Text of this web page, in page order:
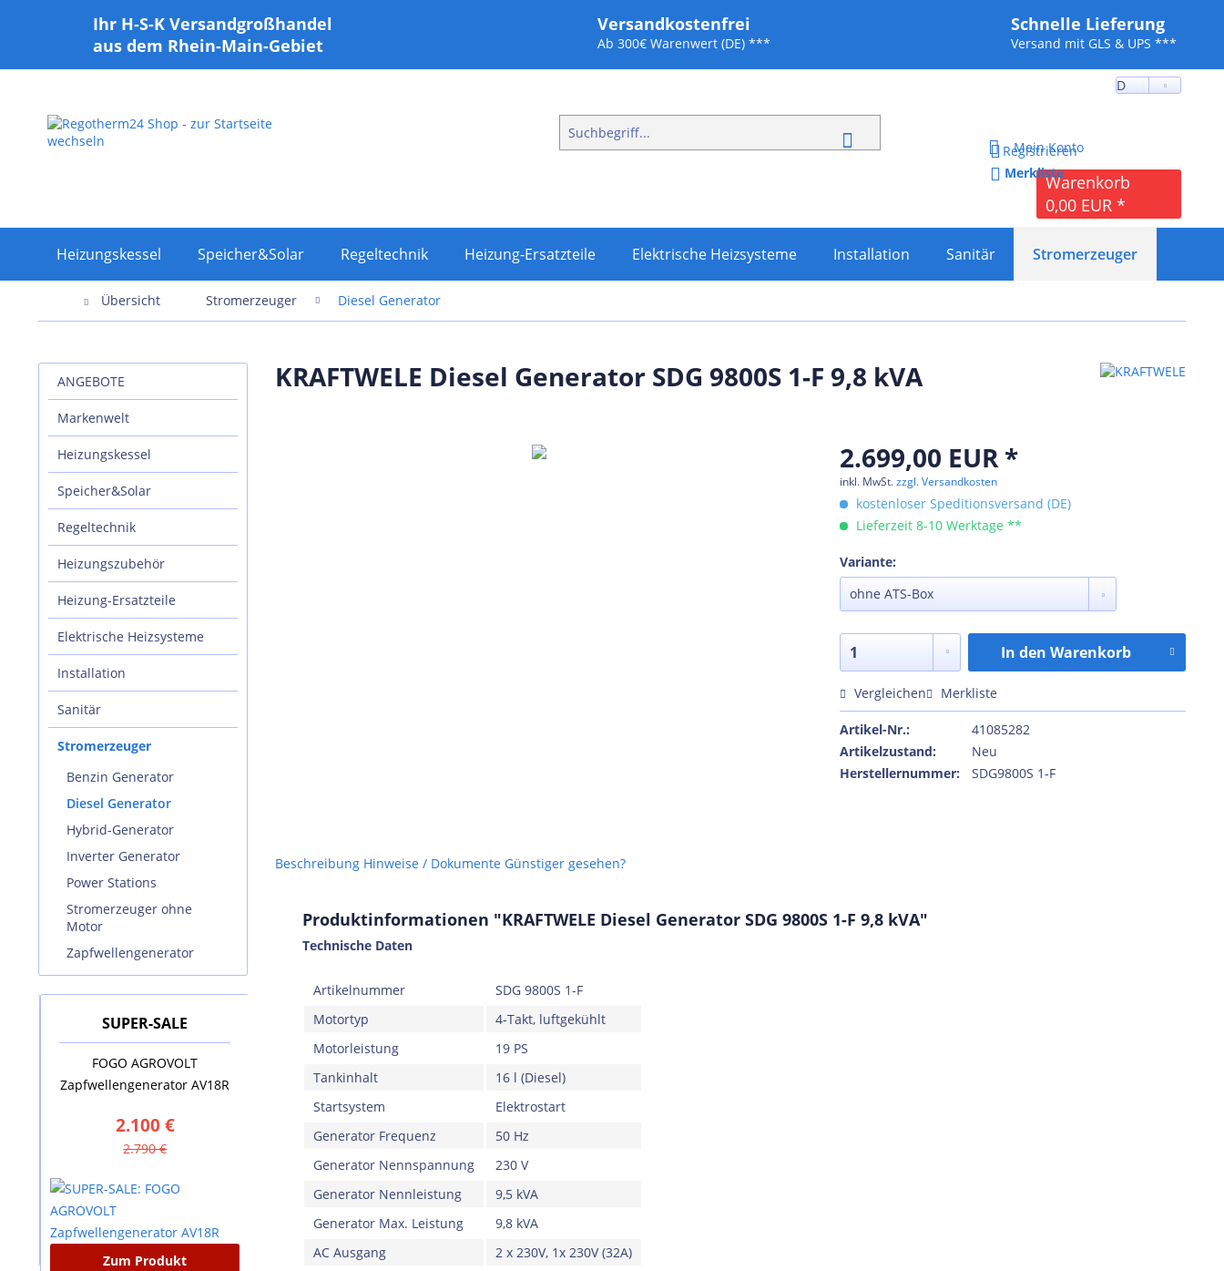
Ihr H-S-K Versandgroßhandel
aus dem Rhein-Main-Gebiet
Versandkostenfrei
Ab 300€ Warenwert (DE) ***
Schnelle Lieferung
Versand mit GLS & UPS ***
D
Merkliste
Registrieren
Mein Konto
Warenkorb
0,00 EUR *
Heizungskessel Speicher&Solar Regeltechnik Heizung-Ersatzteile Elektrische Heizsysteme Installation Sanitär Stromerzeuger
Übersicht Stromerzeuger Diesel Generator
ANGEBOTE
Markenwelt
Heizungskessel
Speicher&Solar
Regeltechnik
Heizungszubehör
Heizung-Ersatzteile
Elektrische Heizsysteme
Installation
Sanitär
Stromerzeuger
Benzin Generator
Diesel Generator
Hybrid-Generator
Inverter Generator
Power Stations
Stromerzeuger ohne
Motor
Zapfwellengenerator
SUPER-SALE
FOGO AGROVOLT
Zapfwellengenerator AV18R
2.100 €
2.790 €
Zum Produkt
SUPER-SALE
Standspeicher VS 200 EU
Zum Produkt
KRAFTWELE Diesel Generator SDG 9800S 1-F 9,8 kVA
2.699,00 EUR *
inkl. MwSt.zzgl. Versandkosten
kostenloser Speditionsversand (DE)
Lieferzeit 8-10 Werktage **
Variante:
In den Warenkorb
Vergleichen Merkliste
Artikel-Nr.:
41085282
Artikelzustand:
Neu
Herstellernummer:
SDG9800S 1-F
Beschreibung Hinweise / Dokumente Günstiger gesehen?
Produktinformationen "KRAFTWELE Diesel Generator SDG 9800S 1-F 9,8 kVA"
Technische Daten
Artikelnummer
SDG 9800S 1-F
Motortyp
4-Takt, luftgekühlt
Motorleistung
19 PS
Tankinhalt
16 l (Diesel)
Startsystem
Elektrostart
Generator Frequenz
50 Hz
Generator Nennspannung
230 V
Generator Nennleistung
9,5 kVA
Generator Max. Leistung
9,8 kVA
AC Ausgang
2 x 230V, 1x 230V (32A)